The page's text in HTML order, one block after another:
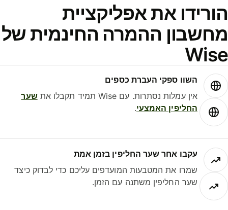
את אפליקציית
ההמרה החינמית של
השוו ספקי העברת כספים
אין עמלות נסתרות. עם Wise תמיד תקבלו את
שער
החליפין האמצעי.
עקבו אחר שער החליפין בזמן אמת
שמרו את המטבעות המועדפים עליכם כדי לבדוק כיצד
שער החליפין משתנה עם הזמן.